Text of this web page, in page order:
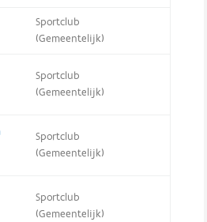
Sportclub
(Gemeentelijk)
Sportclub
(Gemeentelijk)
Sportclub
(Gemeentelijk)
Sportclub
(Gemeentelijk)